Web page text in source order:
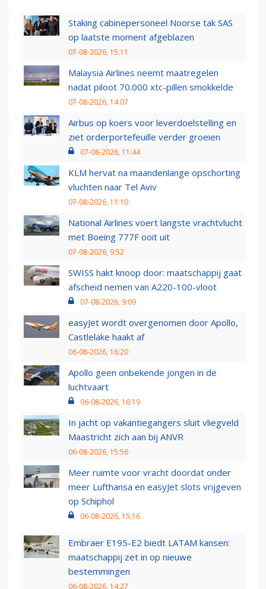
Staking cabinepersoneel Noorse tak SAS
op laatste moment afgeblazen
07-08-2026, 15:11
Malaysia Airlines neemt maatregelen
nadat piloot 70.000 xtc-pillen smokkelde
07-08-2026, 14:07
Airbus op koers voor leverdoelstelling en
ziet orderportefeuille verder groeien
07-08-2026, 11:44
KLM hervat na maandenlange opschorting
vluchten naar Tel Aviv
07-08-2026, 11:10
National Airlines voert langste vrachtvlucht
met Boeing 777F ooit uit
07-08-2026, 9:52
SWISS hakt knoop door: maatschappij gaat
afscheid nemen van A220-100-vloot
07-08-2026, 9:09
easyJet wordt overgenomen door Apollo,
Castlelake haakt af
06-08-2026, 16:20
Apollo geen onbekende jongen in de
luchtvaart
06-08-2026, 16:19
In jacht op vakantiegangers sluit vliegveld
Maastricht zich aan bij ANVR
06-08-2026, 15:56
Meer ruimte voor vracht doordat onder
meer Lufthansa en easyJet slots vrijgeven
op Schiphol
06-08-2026, 15:16
Embraer E195-E2 biedt LATAM kansen:
maatschappij zet in op nieuwe
bestemmingen
06-08-2026, 14:27